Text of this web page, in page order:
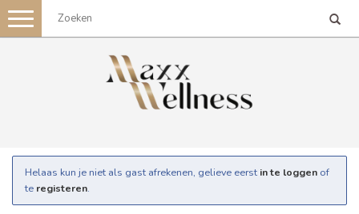
Toggle
navigation
Helaas kun je niet als gast afrekenen, gelieve eerst in te loggen of
te registeren.